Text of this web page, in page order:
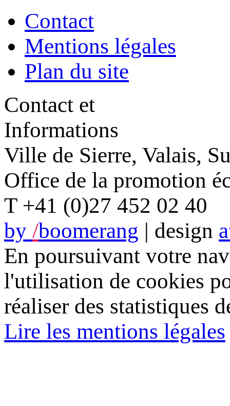
Contact
Mentions légales
Plan du site
Contact et
Informations
Ville de Sierre, Valais,
Office de la promotion
T +41 (0)27 452 02 40
by /boomerang | design
En poursuivant votre
l'utilisation de cookies
réaliser des statistiques
Lire les mentions légales